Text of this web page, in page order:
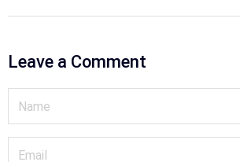
Leave a Comment